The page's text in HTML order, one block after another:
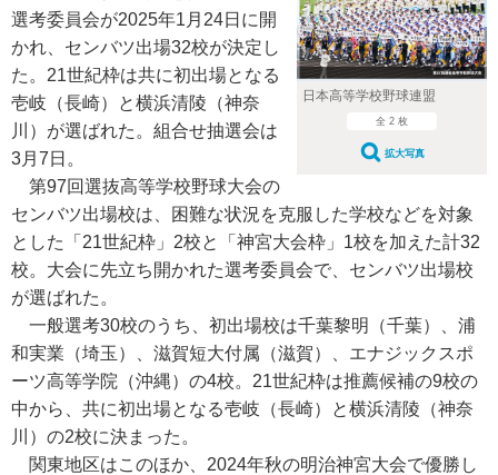
日本高等学校野球連盟
全 2 枚
拡大写真
選考委員会が2025年1月24日に開
かれ、センバツ出場32校が決定し
た。21世紀枠は共に初出場となる
壱岐（長崎）と横浜清陵（神奈
川）が選ばれた。組合せ抽選会は
3月7日。
第97回選抜高等学校野球大会の
センバツ出場校は、困難な状況を克服した学校などを対象
とした「21世紀枠」2校と「神宮大会枠」1校を加えた計32
校。大会に先立ち開かれた選考委員会で、センバツ出場校
が選ばれた。
一般選考30校のうち、初出場校は千葉黎明（千葉）、浦
和実業（埼玉）、滋賀短大付属（滋賀）、エナジックスポ
ーツ高等学院（沖縄）の4校。21世紀枠は推薦候補の9校の
中から、共に初出場となる壱岐（長崎）と横浜清陵（神奈
川）の2校に決まった。
関東地区はこのほか、2024年秋の明治神宮大会で優勝し